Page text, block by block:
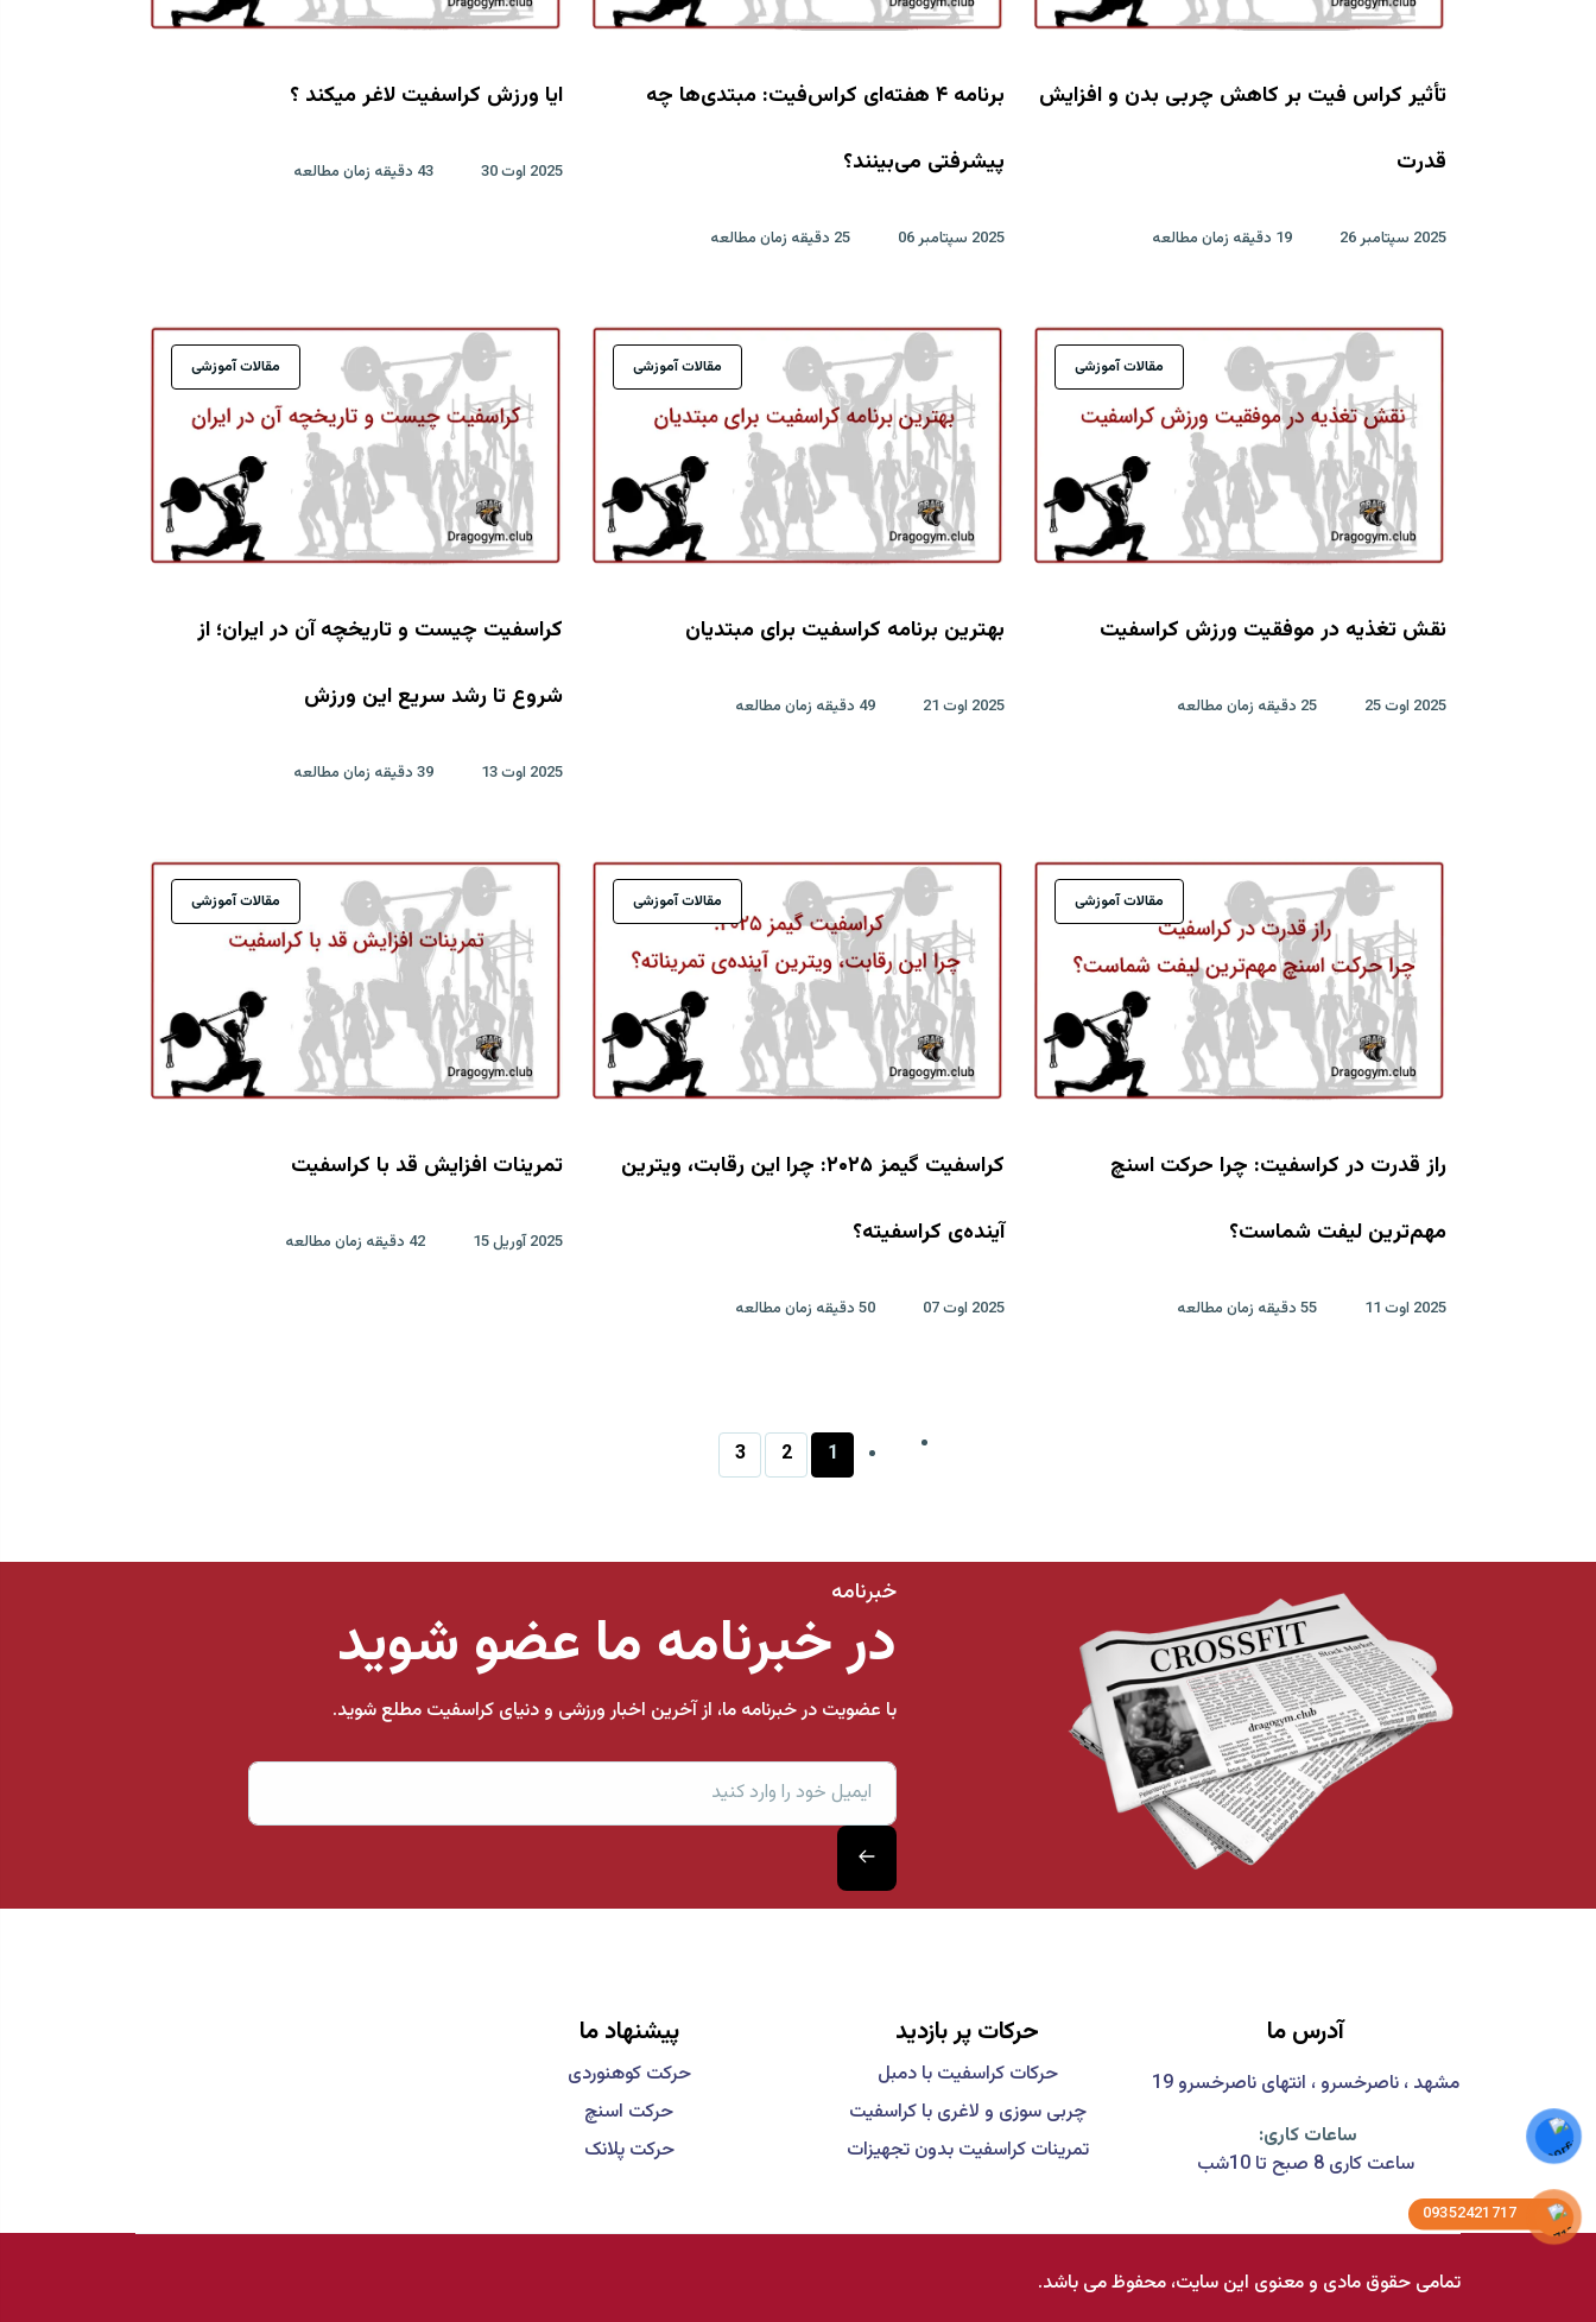
تأثیر کراس فیت بر کاهش چربی بدن و افزایش
قدرت
2025 سپتامبر 26 19 دقیقه زمان مطالعه
برنامه ۴ هفته‌ای کراس‌فیت: مبتدی‌ها چه
پیشرفتی می‌بینند؟
2025 سپتامبر 06 25 دقیقه زمان مطالعه
ایا ورزش کراسفیت لاغر میکند ؟
2025 اوت 30 43 دقیقه زمان مطالعه
مقالات آموزشی
نقش تغذیه در موفقیت ورزش کراسفیت
2025 اوت 25 25 دقیقه زمان مطالعه
مقالات آموزشی
بهترین برنامه کراسفیت برای مبتدیان
2025 اوت 21 49 دقیقه زمان مطالعه
مقالات آموزشی
کراسفیت چیست و تاریخچه آن در ایران؛ از
شروع تا رشد سریع این ورزش
2025 اوت 13 39 دقیقه زمان مطالعه
مقالات آموزشی
راز قدرت در کراسفیت: چرا حرکت اسنچ
مهم‌ترین لیفت شماست؟
2025 اوت 11 55 دقیقه زمان مطالعه
مقالات آموزشی
کراسفیت گیمز ۲۰۲۵: چرا این رقابت، ویترین
آینده‌ی کراسفیته؟
2025 اوت 07 50 دقیقه زمان مطالعه
مقالات آموزشی
تمرینات افزایش قد با کراسفیت
2025 آوریل 15 42 دقیقه زمان مطالعه
1
2
3
خبرنامه
در خبرنامه ما عضو شوید
با عضویت در خبرنامه ما، از آخرین اخبار ورزشی و دنیای کراسفیت مطلع شوید.
آدرس ما
مشهد ، ناصرخسرو ، انتهای ناصرخسرو 19
ساعات کاری:
ساعت کاری 8 صبح تا 10شب
حرکات پر بازدید
حرکات کراسفیت با دمبل
چربی سوزی و لاغری با کراسفیت
تمرینات کراسفیت بدون تجهیزات
پیشنهاد ما
حرکت کوهنوردی
حرکت اسنچ
حرکت پلانک
تمامی حقوق مادی و معنوی این سایت، محفوظ می باشد.
09352421717